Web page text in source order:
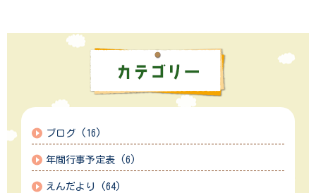
ブログ (16)
年間行事予定表 (6)
えんだより (64)